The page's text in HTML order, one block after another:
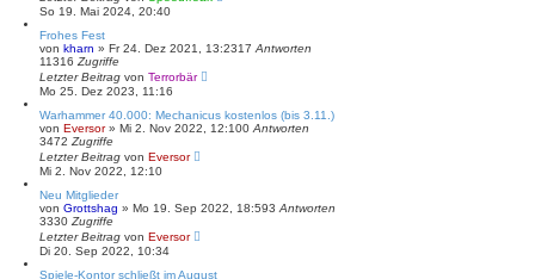
So 19. Mai 2024, 20:40
Frohes Fest
von kharn » Fr 24. Dez 2021, 13:2317 Antworten
11316 Zugriffe
Letzter Beitrag von Terrorbär
Mo 25. Dez 2023, 11:16
Warhammer 40.000: Mechanicus kostenlos (bis 3.11.)
von Eversor» Mi 2. Nov 2022, 12:100 Antworten
3472 Zugriffe
Letzter Beitrag von Eversor
Mi 2. Nov 2022, 12:10
Neu Mitglieder
von Grottshag » Mo 19. Sep 2022, 18:593 Antworten
3330 Zugriffe
Letzter Beitrag von Eversor
Di 20. Sep 2022, 10:34
Spiele-Kontor schließt im August